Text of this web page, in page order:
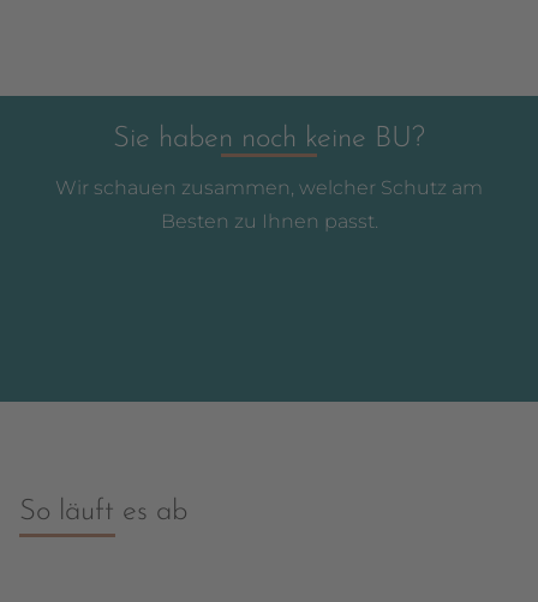
Sie haben noch keine BU?
Wir schauen zusammen, welcher Schutz am
Besten zu Ihnen passt.
So läuft es ab